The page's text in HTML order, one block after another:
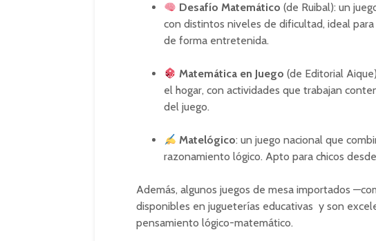
Desafío Matemático (de Ruibal): un
con distintos niveles de dificultad, ideal
de forma entretenida.
Matemática en Juego (de Editorial
el hogar, con actividades que trabajan
del juego.
Matelógico: un juego nacional que
razonamiento lógico. Apto para chicos
Además, algunos juegos de mesa importados
disponibles en jugueterías educativas y son
pensamiento lógico-matemático.